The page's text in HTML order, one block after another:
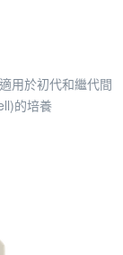
用於初代和繼代間
的培養